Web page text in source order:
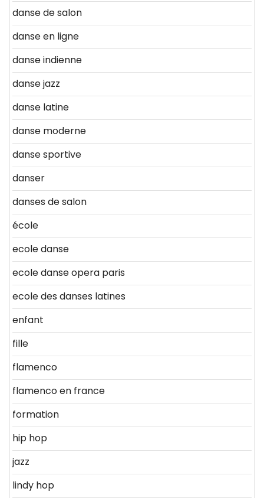
danse de salon
danse en ligne
danse indienne
danse jazz
danse latine
danse moderne
danse sportive
danser
danses de salon
école
ecole danse
ecole danse opera paris
ecole des danses latines
enfant
fille
flamenco
flamenco en france
formation
hip hop
jazz
lindy hop